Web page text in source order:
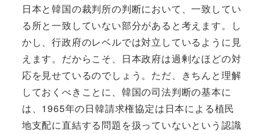
日本と韓国の裁判所の判断において、一致してい
る所と一致していない部分があると考えます。し
かし、行政府のレベルでは対立しているように見
えます。だからこそ、日本政府は過剰なほどの対
応を見せているのでしょう。ただ、きちんと理解
しておくべきことに、韓国の司法判断の基本に
は、1965年の日韓請求権協定は日本による植民
地支配に直結する問題を扱っていないという認識